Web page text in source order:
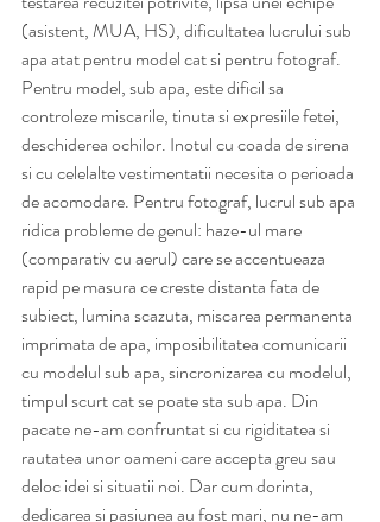
(asistent, MUA, HS), dificultatea lucrului sub
apa atat pentru model cat si pentru fotograf.
Pentru model, sub apa, este dificil sa
controleze miscarile, tinuta si expresiile fetei,
deschiderea ochilor. Inotul cu coada de sirena
si cu celelalte vestimentatii necesita o perioada
de acomodare. Pentru fotograf, lucrul sub apa
ridica probleme de genul: haze-ul mare
(comparativ cu aerul) care se accentueaza
rapid pe masura ce creste distanta fata de
subiect, lumina scazuta, miscarea permanenta
imprimata de apa, imposibilitatea comunicarii
cu modelul sub apa, sincronizarea cu modelul,
timpul scurt cat se poate sta sub apa. Din
pacate ne-am confruntat si cu rigiditatea si
rautatea unor oameni care accepta greu sau
deloc idei si situatii noi. Dar cum dorinta,
dedicarea si pasiunea au fost mari, nu ne-am